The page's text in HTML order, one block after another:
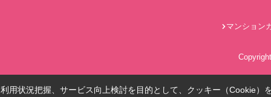
マンション
用状況把握、サービス向上検討を目的として、クッキー（Cookie）